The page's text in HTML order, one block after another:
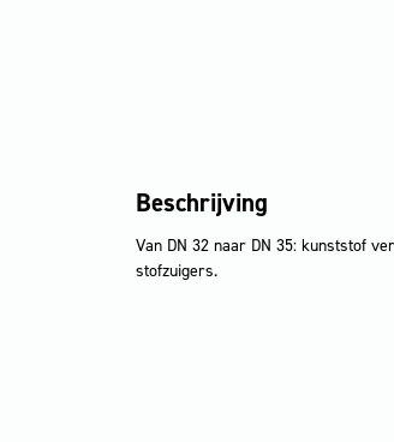
Beschrijving
Van DN 32 naar DN 35: kunststof
stofzuigers.